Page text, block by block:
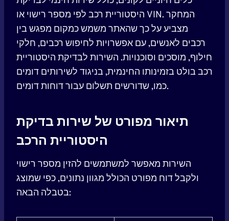
היסטוריית רכב לפי מספר רישוי או VIN. המחקר
מצביע על כך שהאתר משמש כמקום מפגש בין
רכבים לאנשים, עם אפשרויות לחיפוש רכבים, חלקי
חילוף, מוסכים וסוכנויות. השירות לבדיקת היסטוריית
רכב בולט בזמינותו החינמית, בניגוד לשירותים דומים
כמו, שדורשים תשלום עבור דוחות דומים.
תיאור מפורט של שירות בדיקת
היסטוריית הרכב
השירות מאפשר למשתמשים להזין מספר רישוי
ולקבל דוח מפורט הכולל מגוון נתונים, כפי שמוצג
בטבלה הבאה: